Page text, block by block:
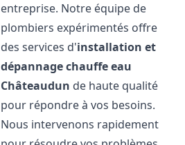
entreprise. Notre équipe de
plombiers expérimentés offre
des services d'installation et
dépannage chauffe eau
Châteaudun de haute qualité
pour répondre à vos besoins.
Nous intervenons rapidement